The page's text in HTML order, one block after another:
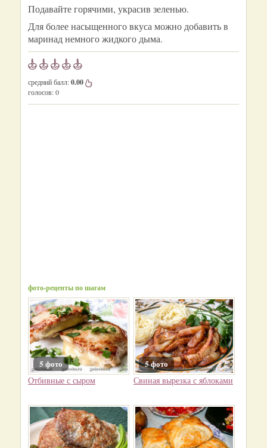
Подавайте горячими, украсив зеленью.
Для более насыщенного вкуса можно добавить в
маринад немного жидкого дыма.
средний балл:0.00
голосов:0
фото-рецепты по шагам
5 фото
Отбивные с сыром
5 фото
Свиная вырезка с яблоками